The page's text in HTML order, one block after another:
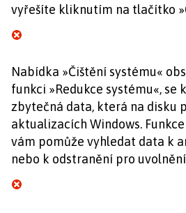
vyřešíte kliknutím na tlačítko
Nabídka »Čištění systému«
funkci »Redukce systému«,
zbytečná data, která na disku
aktualizacích Windows.
vám pomůže vyhledat data k
nebo k odstranění pro